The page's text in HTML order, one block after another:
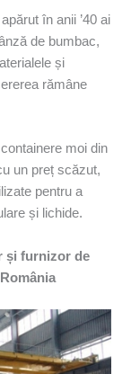
în anii ’40 ai
de bumbac,
și
rămâne
moi din
un preț scăzut,
pentru a
și lichide.
și furnizor de